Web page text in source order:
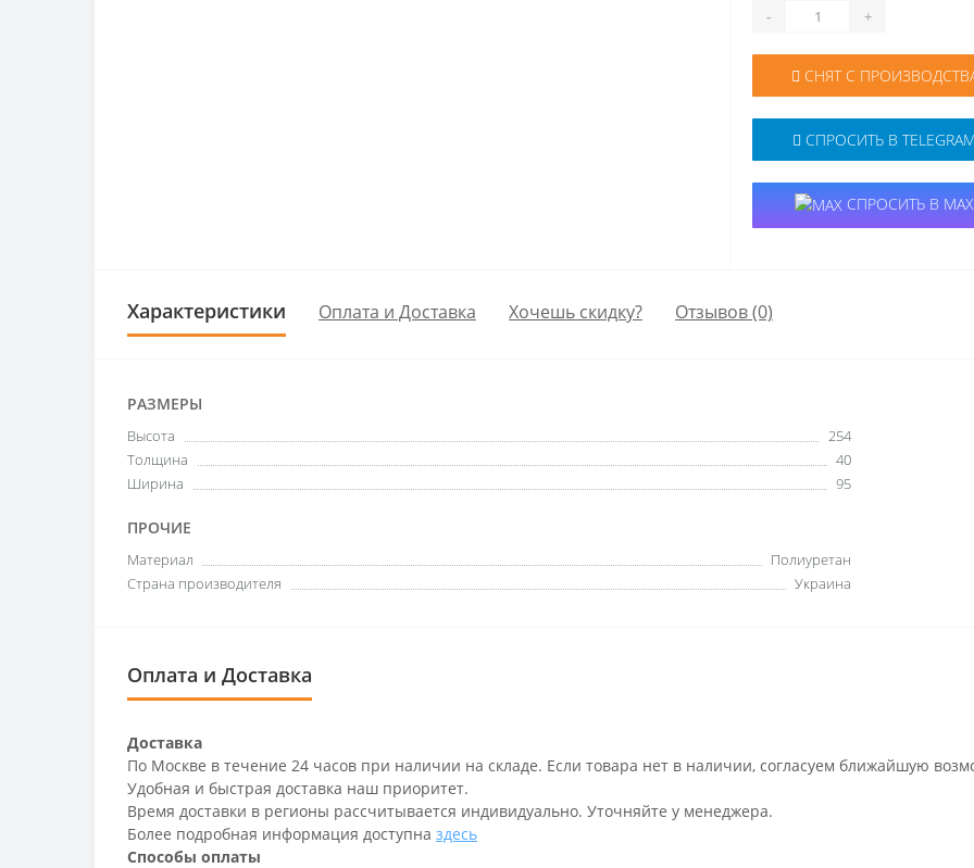
- +
СНЯТ С
СПРОСИТЬ В TELEGRAM
СПРОСИТЬ В MAX
Характеристики Оплата и Доставка Хочешь скидку? Отзывов (0)
РАЗМЕРЫ
Высота
254
Толщина
40
Ширина
95
ПРОЧИЕ
Материал
Полиуретан
Страна производителя
Украина
Оплата и Доставка
Доставка
По Москве в течение 24 часов при наличии на складе. Если товара нет в наличии, согласуем ближайшую
Удобная и быстрая доставка наш приоритет.
Время доставки в регионы рассчитывается индивидуально. Уточняйте у менеджера.
Более подробная информация доступна здесь
Способы оплаты